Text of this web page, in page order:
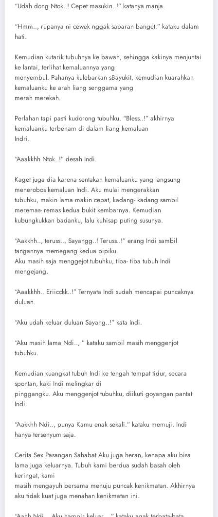
“Udah dong Ntok..! Cepet masukin..!” katanya manja.
“Hmm.., rupanya ni cewek nggak sabaran banget.” kataku dalam
hati.
Kemudian kutarik tubuhnya ke bawah, sehingga kakinya menjuntai
ke lantai, terlihat kemaluannya yang
menyembul. Pahanya kulebarkan sBayukit, kemudian kuarahkan
kemaluanku ke arah liang senggama yang
merah merekah.
Perlahan tapi pasti kudorong tubuhku. “Bless..!” akhirnya
kemaluanku terbenam di dalam liang kemaluan
Indri.
“Aaakkhh Ntok..!” desah Indi.
Kaget juga dia karena sentakan kemaluanku yang langsung
menerobos kemaluan Indi. Aku mulai mengerakkan
tubuhku, makin lama makin cepat, kadang- kadang sambil
meremas- remas kedua bukit kembarnya. Kemudian
kubungkukkan badanku, lalu kuhisap puting susunya.
“Aakkhh.., teruss.., Sayangg..! Teruss..!” erang Indi sambil
tangannya memegang kedua pipiku.
Aku masih saja menggejot tubuhku, tiba- tiba tubuh Indi
mengejang,
“Aaakkhh.. Eriicckk..!” Ternyata Indi sudah mencapai puncaknya
duluan.
“Aku udah keluar duluan Sayang..!” kata Indi.
“Aku masih lama Ndi.., ” kataku sambil masih menggenjot
tubuhku.
Kemudian kuangkat tubuh Indi ke tengah tempat tidur, secara
spontan, kaki Indi melingkar di
pinggangku. Aku menggenjot tubuhku, diikuti goyangan pantat
Indi.
“Aakkhh Ndi.., punya Kamu enak sekali.” kataku memuji, Indi
hanya tersenyum saja.
Cerita Sex Pasangan Sahabat Aku juga heran, kenapa aku bisa
lama juga keluarnya. Tubuh kami berdua sudah basah oleh
keringat, kami
masih mengayuh bersama menuju puncak kenikmatan. Akhirnya
aku tidak kuat juga menahan kenikmatan ini.